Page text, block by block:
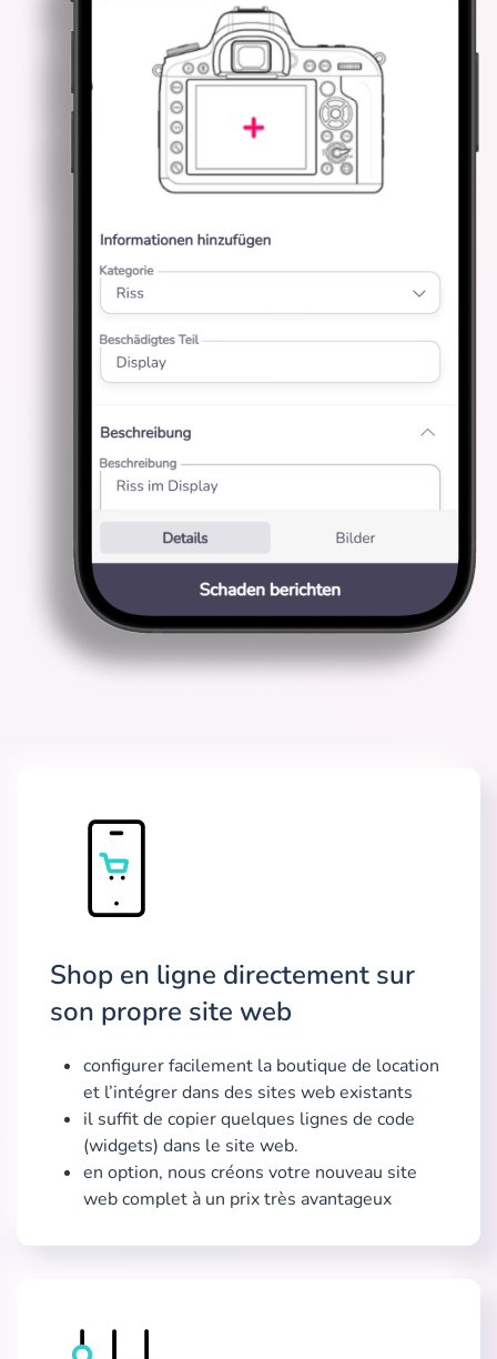
Shop en ligne directement sur
son propre site web
configurer facilement la boutique de location
et l’intégrer dans des sites web existants
il suffit de copier quelques lignes de code
(widgets) dans le site web.
en option, nous créons votre nouveau site
web complet à un prix très avantageux